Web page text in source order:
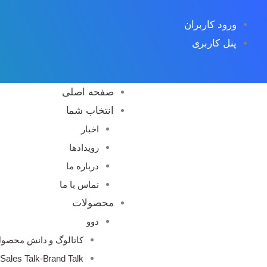
محتوا
ورود کاربران
پنل کاربری
صفحه اصلی
انتخاب شما
اخبار
رویدادها
درباره ما
تماس با ما
محصولات
دوو
کاتالوگ و دانش
Sales Talk-Brand Talk